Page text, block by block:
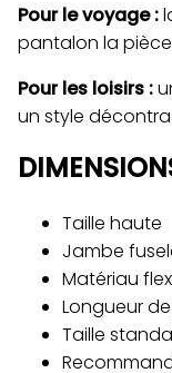
Pour le voyage :
pantalon la
Pour les loisirs :
un style
Taille haute
Jambe
Matériau
Longueur
Taille